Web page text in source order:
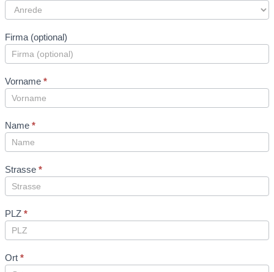
Firma (optional)
Vorname *
Name *
Strasse *
PLZ *
Ort *